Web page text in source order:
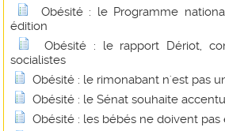
Obésité : le Programme
édition
Obésité : le rapport Dériot,
socialistes
Obésité : le rimonabant n'est pas
Obésité : le Sénat souhaite
Obésité : les bébés ne doivent pas